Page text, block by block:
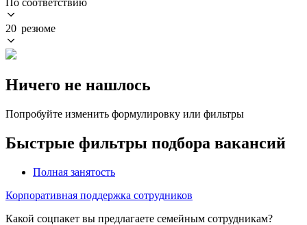
20 резюме
Ничего не нашлось
Попробуйте изменить формулировку или фильтры
Быстрые фильтры подбора вакансий
Полная занятость
Корпоративная поддержка сотрудников
Какой соцпакет вы предлагаете семейным сотрудникам?